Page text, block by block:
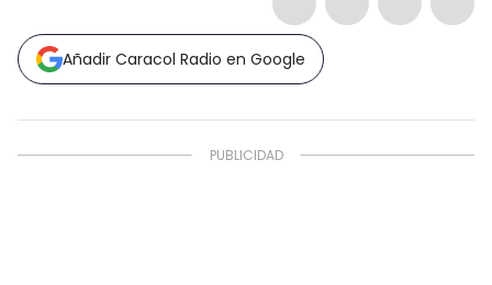
Añadir Caracol Radio en Google